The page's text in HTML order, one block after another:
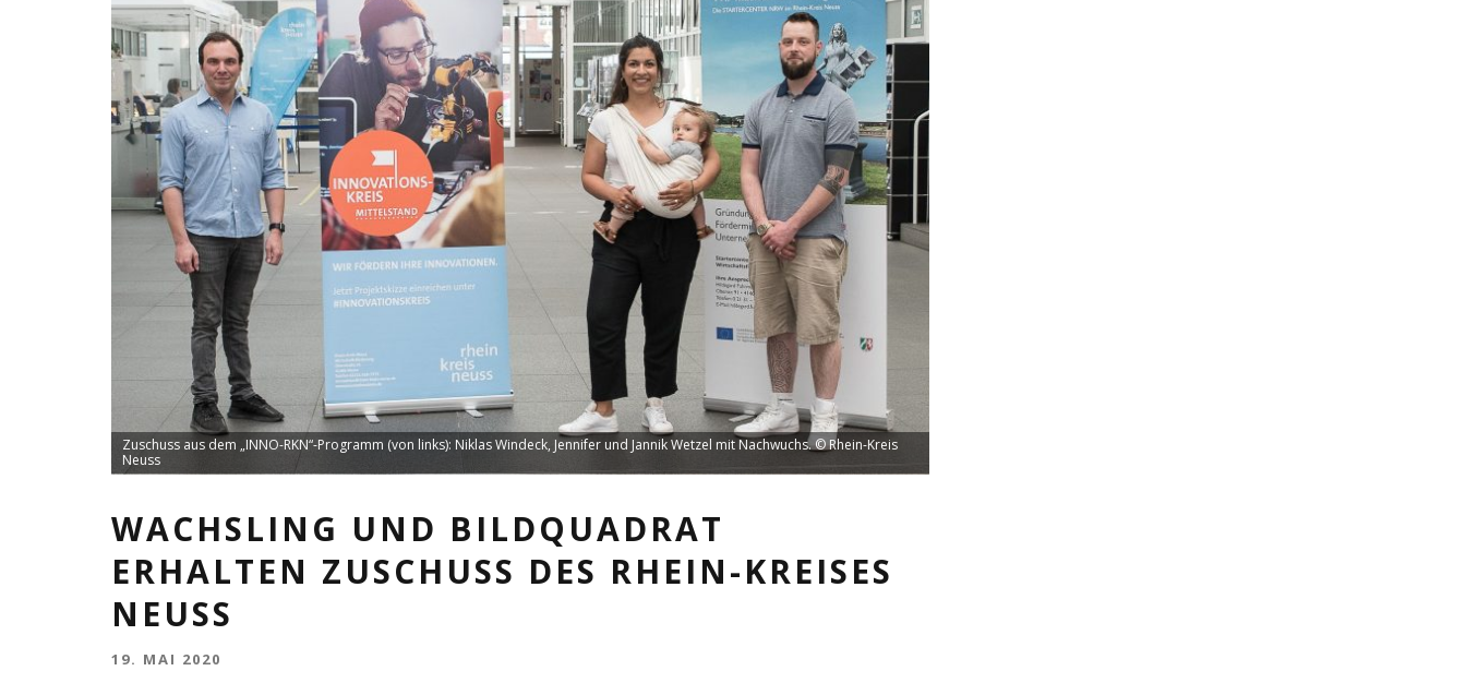
Zuschuss aus dem „INNO-RKN“-Programm (von links): Niklas Windeck, Jennifer und Jannik Wetzel mit Nachwuchs. © Rhein-Kreis
Neuss
WACHSLING UND BILDQUADRAT
ERHALTEN ZUSCHUSS DES RHEIN-KREISES
NEUSS
19. MAI 2020